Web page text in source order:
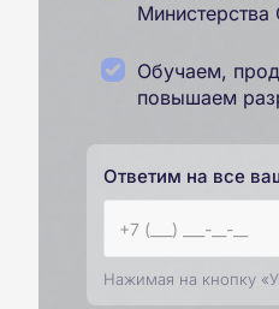
Министерства
Обучаем,
повышаем
Ответим на все
Нажимая на кнопку